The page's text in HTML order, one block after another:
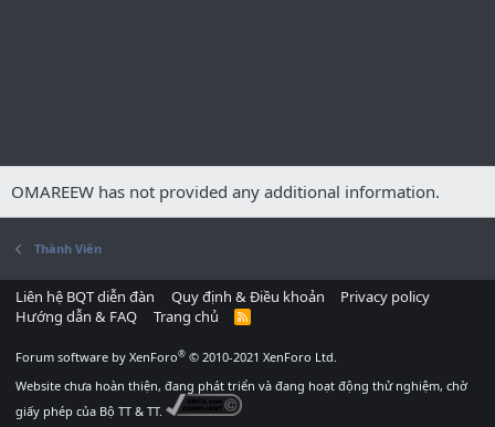
OMAREEW has not provided any additional information.
Thành Viên
Liên hệ BQT diễn đàn Quy định & Điều khoản
Privacy policy
Hướng dẫn & FAQ
Trang chủ
R
Forum software by XenForo® © 2010-2021 XenForo Ltd.
Website chưa hoàn thiện, đang phát triển và đang hoạt động thử nghiệm, chờ
giấy phép của Bộ TT & TT.